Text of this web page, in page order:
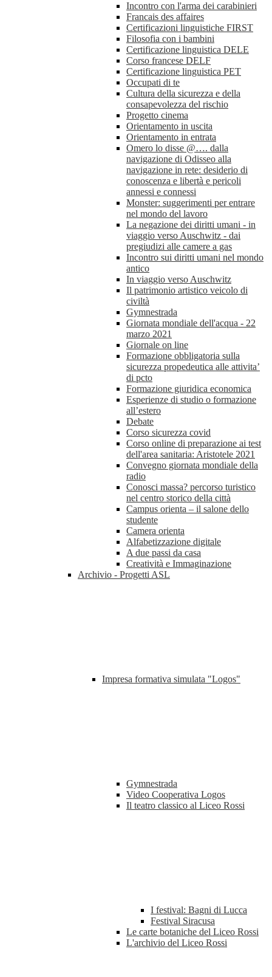
Incontro con l'arma dei carabinieri
Francais des affaires
Certificazioni linguistiche FIRST
Filosofia con i bambini
Certificazione linguistica DELE
Corso francese DELF
Certificazione linguistica PET
Occupati di te
Cultura della sicurezza e della
consapevolezza del rischio
Progetto cinema
Orientamento in uscita
Orientamento in entrata
Omero lo disse @…. dalla
navigazione di Odisseo alla
navigazione in rete: desiderio di
conoscenza e libertà e pericoli
annessi e connessi
Monster: suggerimenti per entrare
nel mondo del lavoro
La negazione dei diritti umani - in
viaggio verso Auschwitz - dai
pregiudizi alle camere a gas
Incontro sui diritti umani nel mondo
antico
In viaggio verso Auschwitz
Il patrimonio artistico veicolo di
civiltà
Gymnestrada
Giornata mondiale dell'acqua - 22
marzo 2021
Giornale on line
Formazione obbligatoria sulla
sicurezza propedeutica alle attivita’
di pcto
Formazione giuridica economica
Esperienze di studio o formazione
all’estero
Debate
Corso sicurezza covid
Corso online di preparazione ai test
dell'area sanitaria: Aristotele 2021
Convegno giornata mondiale della
radio
Conosci massa? percorso turistico
nel centro storico della città
Campus orienta – il salone dello
studente
Camera orienta
Alfabetizzazione digitale
A due passi da casa
Creatività e Immaginazione
Archivio - Progetti ASL
Impresa formativa simulata "Logos"
Gymnestrada
Video Cooperativa Logos
Il teatro classico al Liceo Rossi
I festival: Bagni di Lucca
Festival Siracusa
Le carte botaniche del Liceo Rossi
L'archivio del Liceo Rossi